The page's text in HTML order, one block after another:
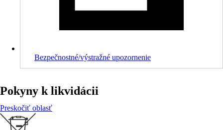
Bezpečnostné/výstražné upozornenie
Pokyny k likvidácii
Preskočiť oblasť